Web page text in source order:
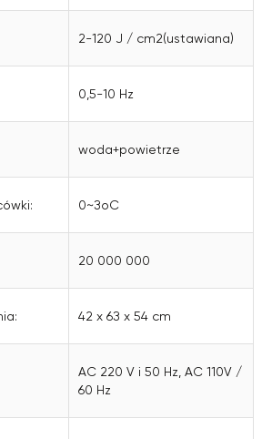
2-120 J / cm2(ustawiana)
0,5-10 Hz
woda+powietrze
0~ЗoС
20 000 000
42 x 6З х 54 cm
АС 220 V i 50 Hz, АС 110V /
60 Hz